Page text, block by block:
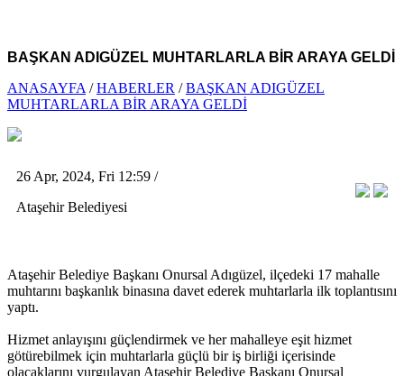
BAŞKAN ADIGÜZEL MUHTARLARLA BİR ARAYA GELDİ
ANASAYFA /HABERLER /BAŞKAN ADIGÜZEL
MUHTARLARLA BİR ARAYA GELDİ
26 Apr, 2024, Fri 12:59 /
Ataşehir Belediyesi
Ataşehir Belediye Başkanı Onursal Adıgüzel, ilçedeki 17 mahalle
muhtarını başkanlık binasına davet ederek muhtarlarla ilk toplantısını
yaptı.
Hizmet anlayışını güçlendirmek ve her mahalleye eşit hizmet
götürebilmek için muhtarlarla güçlü bir iş birliği içerisinde
olacaklarını vurgulayan Ataşehir Belediye Başkanı Onursal